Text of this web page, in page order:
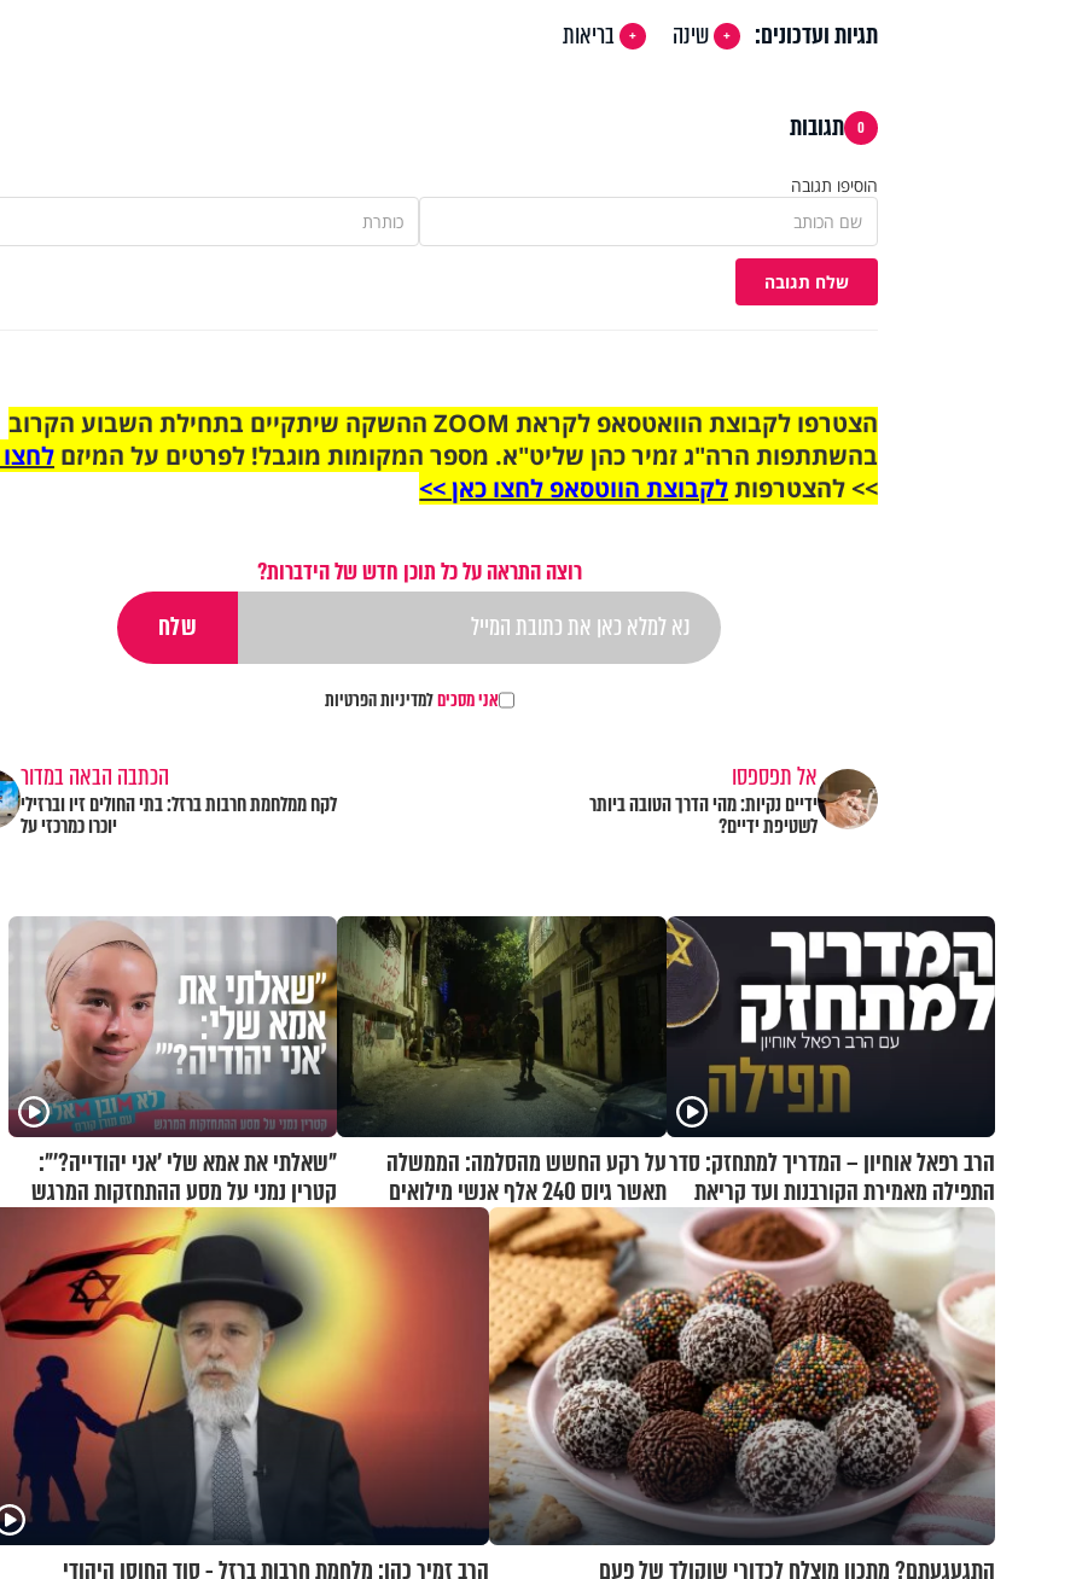
תגיות ועדכונים: שינה בריאות
0 תגובות
הוסיפו תגובה
שלח תגובה
הצטרפו לקבוצת הוואטסאפ לקראת ZOOM ההשקה שיתקיים בתחילת השבוע הקרוב
בהשתתפות הרה"ג זמיר כהן שליט"א. מספר המקומות מוגבל! לפרטים על המיזם
>> להצטרפותלקבוצת הווטסאפ לחצו כאן >>
רוצה התראה על כל תוכן חדש של הידברות?
אני מסכיםלמדיניות הפרטיות
אל תפספסו
ידיים נקיות: מהי הדרך הטובה ביותר
לשטיפת ידיים?
הכתבה הבאה במדור
לקח ממלחמת חרבות ברזל: בתי החולים זיו וברזילי
יוכרו כמרכזי על
הרב רפאל אוחיון – המדריך למתחזק: סדר
התפילה מאמירת הקורבנות ועד קריאת
שמע
על רקע החשש מהסלמה: הממשלה
תאשר גיוס 240 אלף אנשי מילואים
"שאלתי את אמא שלי 'אני יהודייה?'":
קטרין נמני על מסע ההתחזקות המרגש
התגעגעתם? מתכון מוצלח לכדורי שוקולד של פעם הרב זמיר כהן: מלחמת חרבות ברזל - סוד החוסן היהודי